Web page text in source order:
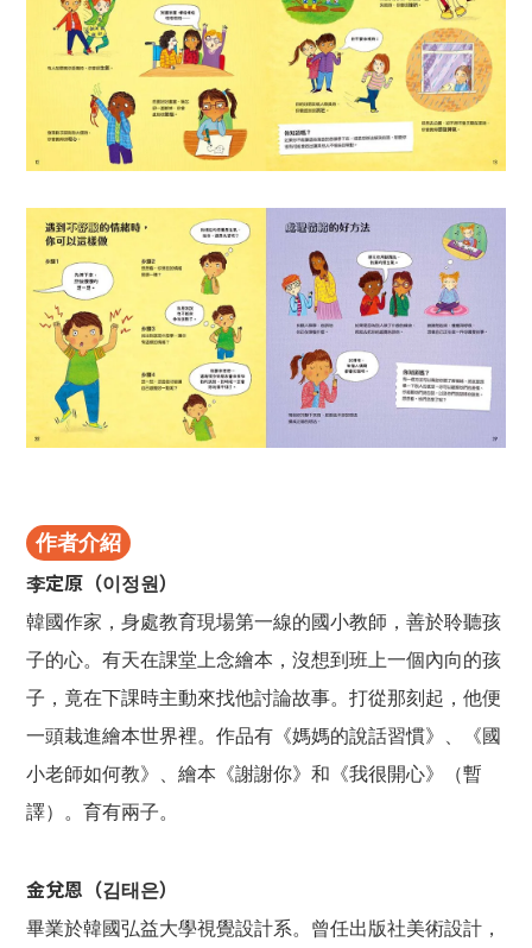
作者介紹
李定原（이정원）
韓國作家，身處教育現場第一線的國小教師，善於聆聽孩
子的心。有天在課堂上念繪本，沒想到班上一個內向的孩
子，竟在下課時主動來找他討論故事。打從那刻起，他便
一頭栽進繪本世界裡。作品有《媽媽的說話習慣》、《國
小老師如何教》、繪本《謝謝你》和《我很開心》（暫
譯）。育有兩子。
金兌恩（김태은）
畢業於韓國弘益大學視覺設計系。曾任出版社美術設計，